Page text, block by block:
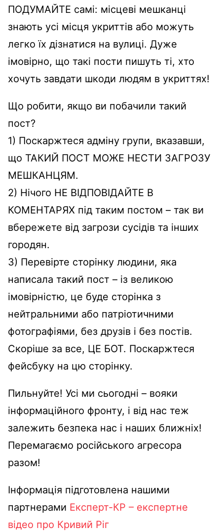
ПОДУМАЙТЕ самі: місцеві мешканці
знають усі місця укриттів або можуть
легко їх дізнатися на вулиці. Дуже
імовірно, що такі пости пишуть ті, хто
хочуть завдати шкоди людям в укриттях!
Що робити, якщо ви побачили такий
пост?
1) Поскаржтеся адміну групи, вказавши,
що ТАКИЙ ПОСТ МОЖЕ НЕСТИ ЗАГРОЗУ
МЕШКАНЦЯМ.
2) Нічого НЕ ВІДПОВІДАЙТЕ В
КОМЕНТАРЯХ під таким постом – так ви
вбережете від загрози сусідів та інших
городян.
3) Перевірте сторінку людини, яка
написала такий пост – із великою
імовірністю, це буде сторінка з
нейтральними або патріотичними
фотографіями, без друзів і без постів.
Скоріше за все, ЦЕ БОТ. Поскаржтеся
фейсбуку на цю сторінку.
Пильнуйте! Усі ми сьогодні – вояки
інформаційного фронту, і від нас теж
залежить безпека нас і наших ближніх!
Перемагаємо російського агресора
разом!
Інформація підготовлена нашими
партнерами Експерт-КР – експертне
відео про Кривий Ріг